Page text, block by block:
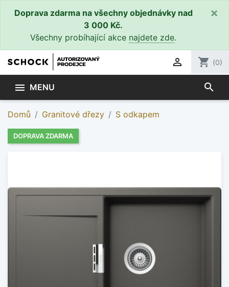
Doprava zdarma na všechny objednávky nad
3 000 Kč.
Všechny probíhající akce najdete zde.
×
 shopping_cart (0)
 MENU search
Domů Granitové dřezy S odkapem
DOPRAVA ZDARMA